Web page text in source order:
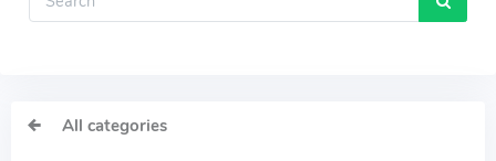
All categories